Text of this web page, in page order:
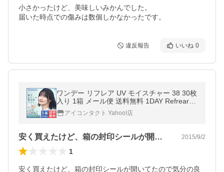
小さかったけど、美味しいみかんでした。
届いた時点での傷みは数個しかなかったです。
違反報告 いいね 0
ワンデー リフレア UV モイスチャー 38 30枚
入り 1箱 メール便 送料無料 1DAY Refrear U
V Moisture 38
アイコンタクト Yahoo!店
安く買えたけど、箱の封印シールが開いて… 2015/9/2
1
安く買えたけど、箱の封印シールが開いてたので気分の良